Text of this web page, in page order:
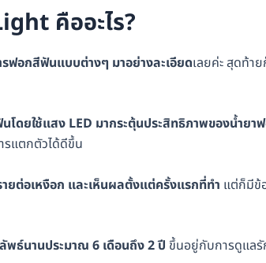
คืออะไร?
รฟอกสีฟันแบบต่างๆ มาอย่างละเอียดเลยค่ะ สุดท้า
ดยใช้แสง LED มากระตุ้นประสิทธิภาพของน้ำยา
รแตกตัวได้ดีขึ้น
ยต่อเหงือก และเห็นผลตั้งแต่ครั้งแรกที่ทำ แต่ก็มีข้
พธ์นานประมาณ 6 เดือนถึง 2 ปี ขึ้นอยู่กับการดูแลรั